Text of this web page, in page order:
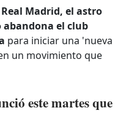
Madrid, el astro
el club
para iniciar una 'nueva
un movimiento que
este martes que